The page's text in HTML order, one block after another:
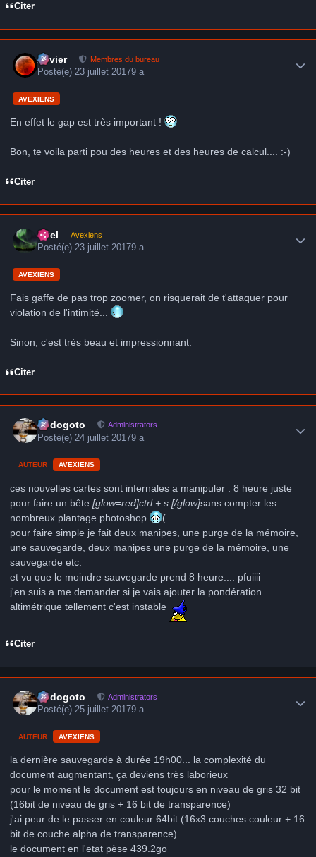
Citer
Xavier Membres du bureau
Posté(e)23 juillet 20179 a
AVEXIENS
En effet le gap est très important !
Bon, te voila parti pou des heures et des heures de calcul.... :-)
Citer
Axel Avexiens
Posté(e)23 juillet 20179 a
AVEXIENS
Fais gaffe de pas trop zoomer, on risquerait de t'attaquer pour
violation de l'intimité...
Sinon, c'est très beau et impressionnant.
Citer
frédogoto Administrators
Posté(e) 24 juillet 20179 a
AUTEUR AVEXIENS
ces nouvelles cartes sont infernales a manipuler : 8 heure juste
pour faire un bête [glow=red]ctrl + s [/glow]sans compter les
nombreux plantage photoshop
(
pour faire simple je fait deux manipes, une purge de la mémoire,
une sauvegarde, deux manipes une purge de la mémoire, une
sauvegarde etc.
et vu que le moindre sauvegarde prend 8 heure.... pfuiiii
j'en suis a me demander si je vais ajouter la pondération
altimétrique tellement c'est instable
Citer
frédogoto Administrators
Posté(e)25 juillet 20179 a
AUTEUR AVEXIENS
la dernière sauvegarde à durée 19h00... la complexité du
document augmentant, ça deviens très laborieux
pour le moment le document est toujours en niveau de gris 32 bit
(16bit de niveau de gris + 16 bit de transparence)
j'ai peur de le passer en couleur 64bit (16x3 couches couleur + 16
bit de couche alpha de transparence)
le document en l'etat pèse 439.2go